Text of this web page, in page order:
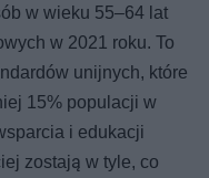
w wieku 55–64 lat
w 2021 roku. To
unijnych, które
15% populacji w
i edukacji
zostają w tyle, co